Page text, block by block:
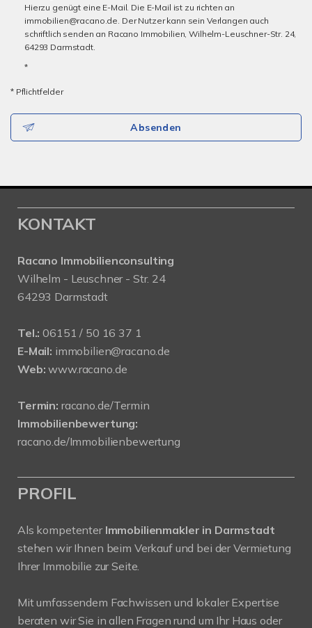
Hierzu genügt eine E-Mail. Die E-Mail ist zu richten an
immobilien@racano.de. Der Nutzer kann sein Verlangen auch
schriftlich senden an Racano Immobilien, Wilhelm-Leuschner-Str. 24,
64293 Darmstadt.
*
* Pflichtfelder
Absenden
KONTAKT
Racano Immobilienconsulting
Wilhelm - Leuschner - Str. 24
64293 Darmstadt
Tel.: 06151 / 50 16 37 1
E-Mail: immobilien@racano.de
Web: www.racano.de
Termin: racano.de/Termin
Immobilienbewertung:
racano.de/Immobilienbewertung
PROFIL
Als kompetenter Immobilienmakler in Darmstadt
stehen wir Ihnen beim Verkauf und bei der Vermietung
Ihrer Immobilie zur Seite.
Mit umfassendem Fachwissen und lokaler Expertise
beraten wir Sie in allen Fragen rund um Ihr Haus oder